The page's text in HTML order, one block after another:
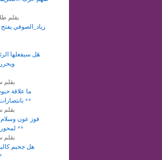
بقلم
بقلم
بانتصارات نعيم قاسم وحزبه **
بقلم
لمحور المتعة والكبتاغون **
بقلم